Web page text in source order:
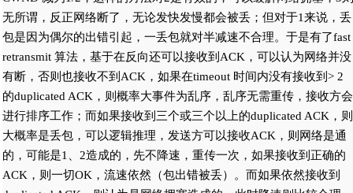
无所谓，反正网络断了，无论发快发慢都会被丢；但对于1来说，丢
包是因为偶尔的出错引起，一丢包就对半减速不合理。于是有了fast
retransmit 算法，基于在反向还可以接收到ACK，可以认为网络并没
有断，否则也接收不到ACK，如果在timeout 时间内没有接收到> 2
的duplicated ACK，则概率大事件为乱序，乱序无需重传，接收方会
进行排序工作；而如果接收到三个或三个以上的duplicated ACK，则
大概率是丢包，可以逻辑推理，发送方可以接收ACK，则网络是通
的，可能是1、2造成的，先不降速，重传一次，如果接收到正确的
ACK，则一切OK，流速依然（包出错被丢）。而如果依然接收到